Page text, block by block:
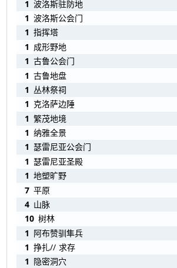
1 波洛斯驻防地
1 波洛斯公会门
1 指挥塔
1 成形野地
1 古鲁公会门
1 古鲁地盘
1 丛林祭祠
1 克洛萨边陲
1 繁茂地境
1 纳雅全景
1 瑟雷尼亚公会门
1 瑟雷尼亚圣殿
1 地塑旷野
7 平原
4 山脉
10 树林
1 阿布赞驯隼兵
1 挣扎// 求存
1 隐密洞穴